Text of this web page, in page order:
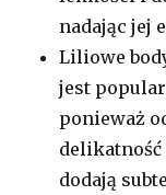
nadając jej
Liliowe
jest
ponieważ
delikatność
dodają